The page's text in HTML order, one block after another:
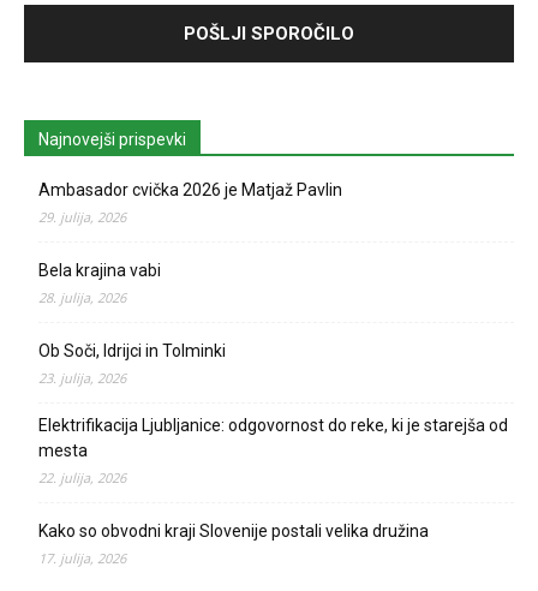
Najnovejši prispevki
Ambasador cvička 2026 je Matjaž Pavlin
29. julija, 2026
Bela krajina vabi
28. julija, 2026
Ob Soči, Idrijci in Tolminki
23. julija, 2026
Elektrifikacija Ljubljanice: odgovornost do reke, ki je starejša od
mesta
22. julija, 2026
Kako so obvodni kraji Slovenije postali velika družina
17. julija, 2026